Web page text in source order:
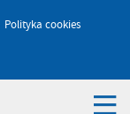
Polityka cookies